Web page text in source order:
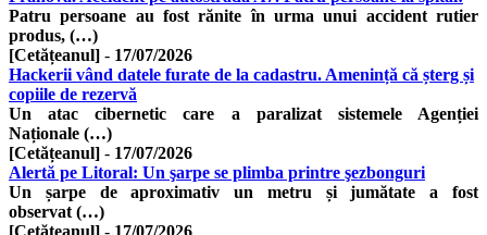
Patru persoane au fost rănite în urma unui accident rutier
produs, (…)
[Cetățeanul] - 17/07/2026
Hackerii vând datele furate de la cadastru. Amenință că șterg și
copiile de rezervă
Un atac cibernetic care a paralizat sistemele Agenției
Naționale (…)
[Cetățeanul] - 17/07/2026
Alertă pe Litoral: Un şarpe se plimba printre şezbonguri
Un șarpe de aproximativ un metru și jumătate a fost
observat (…)